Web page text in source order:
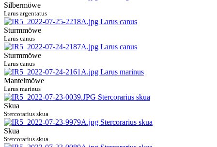
Silbermöwe
Larus argentatus
Sturmmöwe
Larus canus
Sturmmöwe
Larus canus
Mantelmöwe
Larus marinus
Skua
Stercorarius skua
Skua
Stercorarius skua